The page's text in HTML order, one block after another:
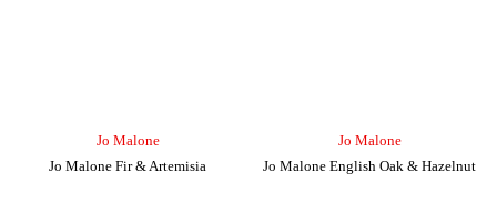
Jo Malone
Jo Malone Fir & Artemisia
Jo Malone
Jo Malone English Oak & Hazelnut